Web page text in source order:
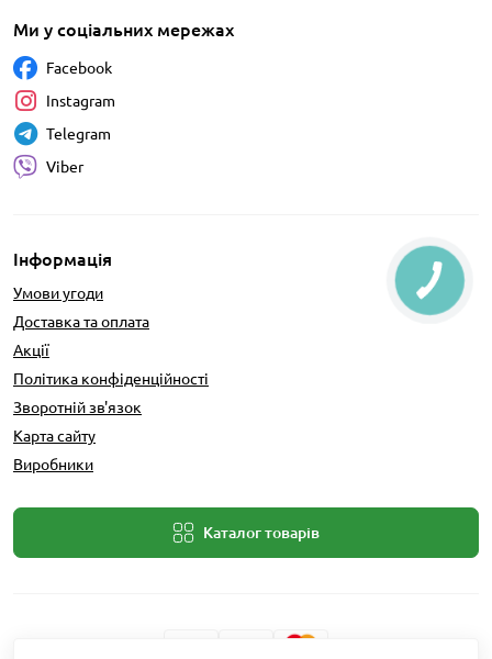
Інформація
Умови угоди
Доставка та оплата
Акції
Політика конфіденційності
Зворотній зв'язок
Карта сайту
Виробники
Каталог товарів
Ми у соціальних мережах
Facebook
Instagram
Telegram
Viber